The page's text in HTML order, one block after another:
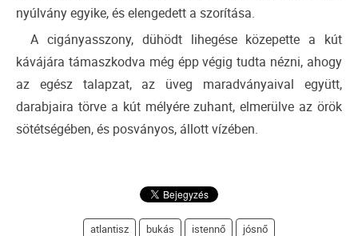
nyúlvány egyike, és elengedett a szorítása.
A cigányasszony, dühödt lihegése közepette a kút
kávájára támaszkodva még épp végig tudta nézni, ahogy
az egész talapzat, az üveg maradványaival együtt,
darabjaira törve a kút mélyére zuhant, elmerülve az örök
sötétségében, és posványos, állott vízében.
atlantisz bukás istennő jósnő